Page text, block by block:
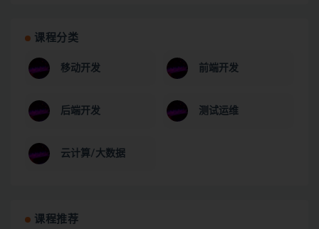
课程分类
移动开发 前端开发
后端开发 测试运维
云计算/大数据
课程推荐